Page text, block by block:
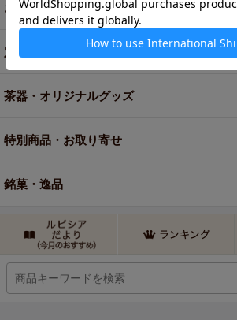
お買い得商品
定期便
茶器・オリジナルグッズ
特別商品・お取り寄せ
銘菓・逸品